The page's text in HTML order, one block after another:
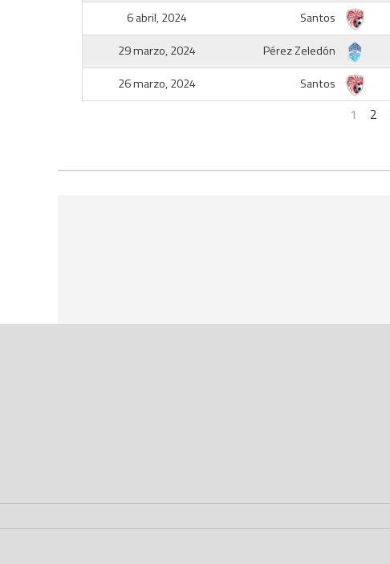
6 abril, 2024
Santos
29 marzo, 2024
Pérez Zeledón
26 marzo, 2024
Santos
1 2